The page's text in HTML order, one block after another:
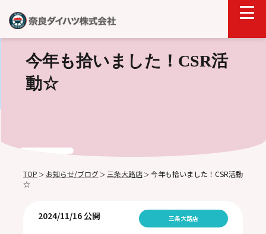
今年も拾いました！CSR活
動☆
TOP ＞ お知らせ/ブログ ＞ 三条大路店 ＞ 今年も拾いました！CSR活動
☆
2024/11/16 公開 三条大路店